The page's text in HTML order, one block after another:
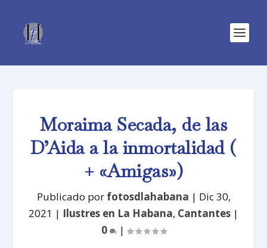
Moraima Secada, de las
D’Aida a la inmortalidad (
+ «Amigas»)
Publicado por fotosdlahabana | Dic 30,
2021 | Ilustres en La Habana, Cantantes |
0
|